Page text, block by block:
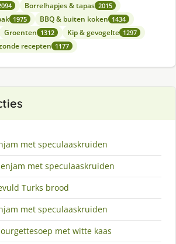
Borrelhapjes & tapas 2015
1975 BBQ & buiten koken 1434
Groenten 1312 Kip & gevogelte 1297
recepten 1177
met speculaaskruiden
met speculaaskruiden
Turks brood
met speculaaskruiden
met witte kaas